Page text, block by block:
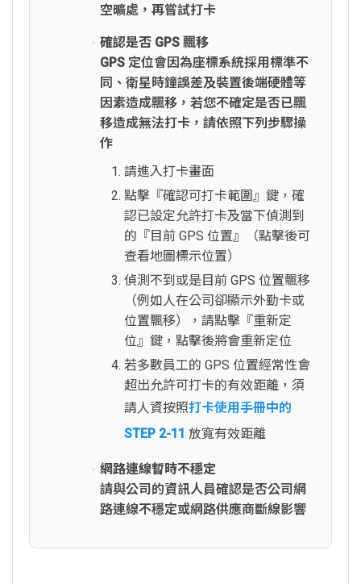
空曠處，再嘗試打卡
確認是否 GPS 飄移
GPS 定位會因為座標系統採用標準不
同、衛星時鐘誤差及裝置後端硬體等
因素造成飄移，若您不確定是否已飄
移造成無法打卡，請依照下列步驟操
作
請進入打卡畫面
點擊『確認可打卡範圍』鍵，確
認已設定允許打卡及當下偵測到
的『目前 GPS 位置』（點擊後可
查看地圖標示位置）
偵測不到或是目前 GPS 位置飄移
（例如人在公司卻顯示外勤卡或
位置飄移），請點擊『重新定
位』鍵，點擊後將會重新定位
若多數員工的 GPS 位置經常性會
超出允許可打卡的有效距離，須
請人資按照打卡使用手冊中的
STEP 2-11 放寬有效距離
網路連線暫時不穩定
請與公司的資訊人員確認是否公司網
路連線不穩定或網路供應商斷線影響